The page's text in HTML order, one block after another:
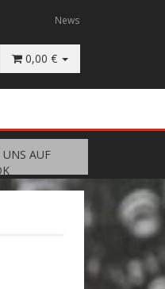
News
0,00 €
AUF
AUF